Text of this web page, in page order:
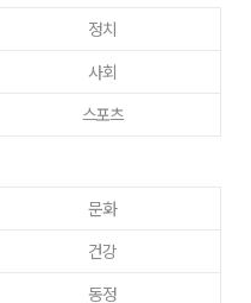
정치
사회
스포츠
문화
건강
동정